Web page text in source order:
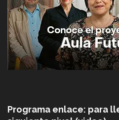
Programa enlace: para